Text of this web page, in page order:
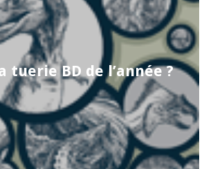
tuerie BD de l’année ?